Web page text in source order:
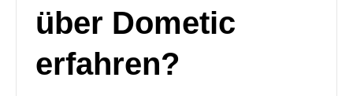
über Dometic
erfahren?